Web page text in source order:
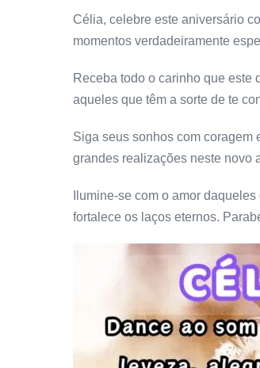
Célia, celebre este aniversário
momentos verdadeiramente
Receba todo o carinho que este
aqueles que têm a sorte de te
Siga seus sonhos com
grandes realizações neste novo
Ilumine-se com o amor
fortalece os laços eternos.